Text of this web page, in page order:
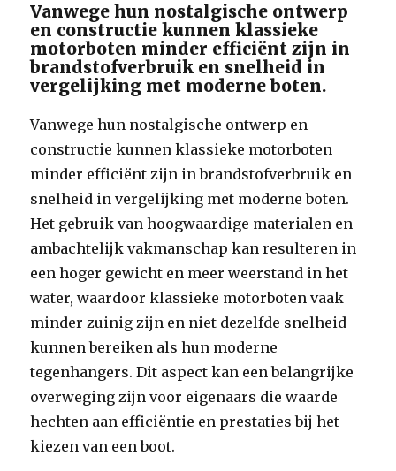
Vanwege hun nostalgische ontwerp
en constructie kunnen klassieke
motorboten minder efficiënt zijn in
brandstofverbruik en snelheid in
vergelijking met moderne boten.
Vanwege hun nostalgische ontwerp en
constructie kunnen klassieke motorboten
minder efficiënt zijn in brandstofverbruik en
snelheid in vergelijking met moderne boten.
Het gebruik van hoogwaardige materialen en
ambachtelijk vakmanschap kan resulteren in
een hoger gewicht en meer weerstand in het
water, waardoor klassieke motorboten vaak
minder zuinig zijn en niet dezelfde snelheid
kunnen bereiken als hun moderne
tegenhangers. Dit aspect kan een belangrijke
overweging zijn voor eigenaars die waarde
hechten aan efficiëntie en prestaties bij het
kiezen van een boot.